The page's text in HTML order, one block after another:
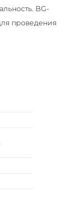
BG-
проведения
и ягодиц,
тело.